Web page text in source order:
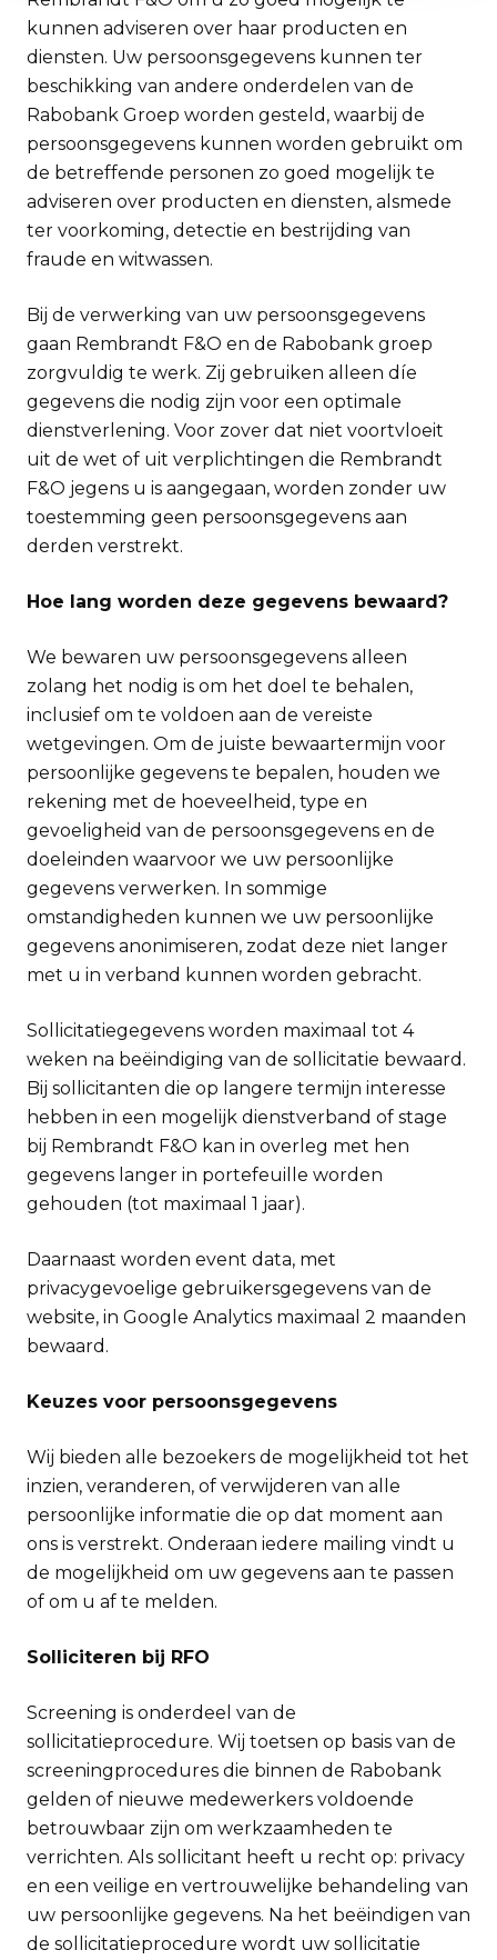
kunnen adviseren over haar producten en
diensten. Uw persoonsgegevens kunnen ter
beschikking van andere onderdelen van de
Rabobank Groep worden gesteld, waarbij de
persoonsgegevens kunnen worden gebruikt om
de betreffende personen zo goed mogelijk te
adviseren over producten en diensten, alsmede
ter voorkoming, detectie en bestrijding van
fraude en witwassen.
Bij de verwerking van uw persoonsgegevens
gaan Rembrandt F&O en de Rabobank groep
zorgvuldig te werk. Zij gebruiken alleen díe
gegevens die nodig zijn voor een optimale
dienstverlening. Voor zover dat niet voortvloeit
uit de wet of uit verplichtingen die Rembrandt
F&O jegens u is aangegaan, worden zonder uw
toestemming geen persoonsgegevens aan
derden verstrekt.
Hoe lang worden deze gegevens bewaard?
We bewaren uw persoonsgegevens alleen
zolang het nodig is om het doel te behalen,
inclusief om te voldoen aan de vereiste
wetgevingen. Om de juiste bewaartermijn voor
persoonlijke gegevens te bepalen, houden we
rekening met de hoeveelheid, type en
gevoeligheid van de persoonsgegevens en de
doeleinden waarvoor we uw persoonlijke
gegevens verwerken. In sommige
omstandigheden kunnen we uw persoonlijke
gegevens anonimiseren, zodat deze niet langer
met u in verband kunnen worden gebracht.
Sollicitatiegegevens worden maximaal tot 4
weken na beëindiging van de sollicitatie bewaard.
Bij sollicitanten die op langere termijn interesse
hebben in een mogelijk dienstverband of stage
bij Rembrandt F&O kan in overleg met hen
gegevens langer in portefeuille worden
gehouden (tot maximaal 1 jaar).
Daarnaast worden event data, met
privacygevoelige gebruikersgegevens van de
website, in Google Analytics maximaal 2 maanden
bewaard.
Keuzes voor persoonsgegevens
Wij bieden alle bezoekers de mogelijkheid tot het
inzien, veranderen, of verwijderen van alle
persoonlijke informatie die op dat moment aan
ons is verstrekt. Onderaan iedere mailing vindt u
de mogelijkheid om uw gegevens aan te passen
of om u af te melden.
Solliciteren bij RFO
Screening is onderdeel van de
sollicitatieprocedure. Wij toetsen op basis van de
screeningprocedures die binnen de Rabobank
gelden of nieuwe medewerkers voldoende
betrouwbaar zijn om werkzaamheden te
verrichten. Als sollicitant heeft u recht op: privacy
en een veilige en vertrouwelijke behandeling van
uw persoonlijke gegevens. Na het beëindigen van
de sollicitatieprocedure wordt uw sollicitatie